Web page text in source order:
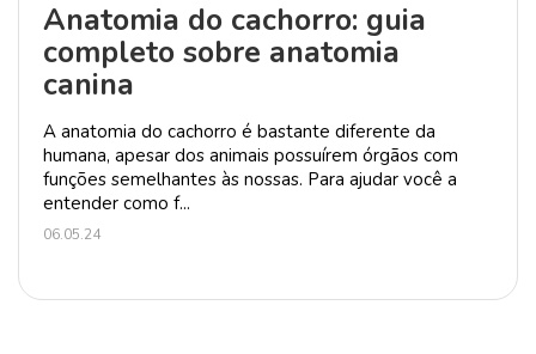
Anatomia do cachorro: guia
completo sobre anatomia
canina
A anatomia do cachorro é bastante diferente da
humana, apesar dos animais possuírem órgãos com
funções semelhantes às nossas. Para ajudar você a
entender como f...
06.05.24